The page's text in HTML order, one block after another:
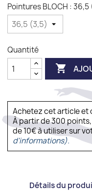
Pointures BLOCH : 36,5
Quantité

Achetez cet article et
À partir de 300
de 10€ à utiliser sur
d'informations).
Détails du